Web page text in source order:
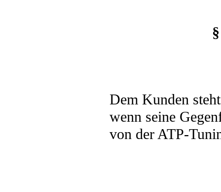
Dem Kunden
wenn seine
von der ATP-